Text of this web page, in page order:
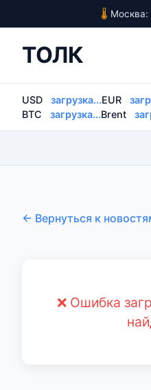
Москва:
ТОЛК
USD загрузка...EUR
BTC
загрузка...Brent
← Вернуться к
❌ Ошибка